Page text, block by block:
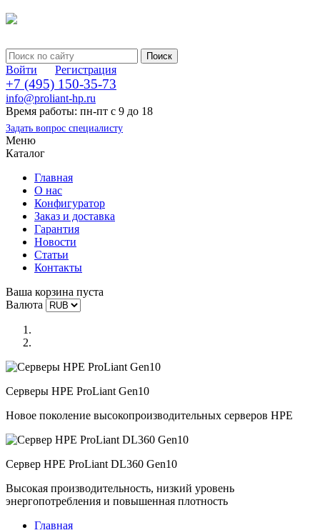
Войти Регистрация
+7 (495) 150-35-73
info@proliant-hp.ru
Время работы: пн-пт с 9 до 18
Задать вопрос специалисту
Меню
Каталог
Главная
О нас
Конфигуратор
Заказ и доставка
Гарантия
Новости
Статьи
Контакты
Ваша корзина пуста
Валюта
Серверы HPE ProLiant Gen10
Новое поколение высокопроизводительных серверов HPE
Сервер HPE ProLiant DL360 Gen10
Высокая производительность, низкий уровень
энергопотребления и повышенная плотность
Главная